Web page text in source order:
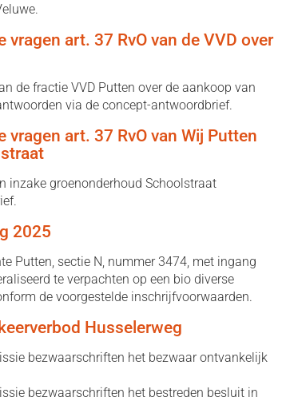
art. 37 RvO van de VVD over
de fractie VVD Putten over de aankoop van
via de concept-antwoordbrief.
art. 37 RvO van Wij Putten
inzake groenonderhoud Schoolstraat
2025
Putten, sectie N, nummer 3474, met ingang
te verpachten op een bio diverse
de voorgestelde inschrijfvoorwaarden.
Husselerweg
bezwaarschriften het bezwaar ontvankelijk
bezwaarschriften het bestreden besluit in